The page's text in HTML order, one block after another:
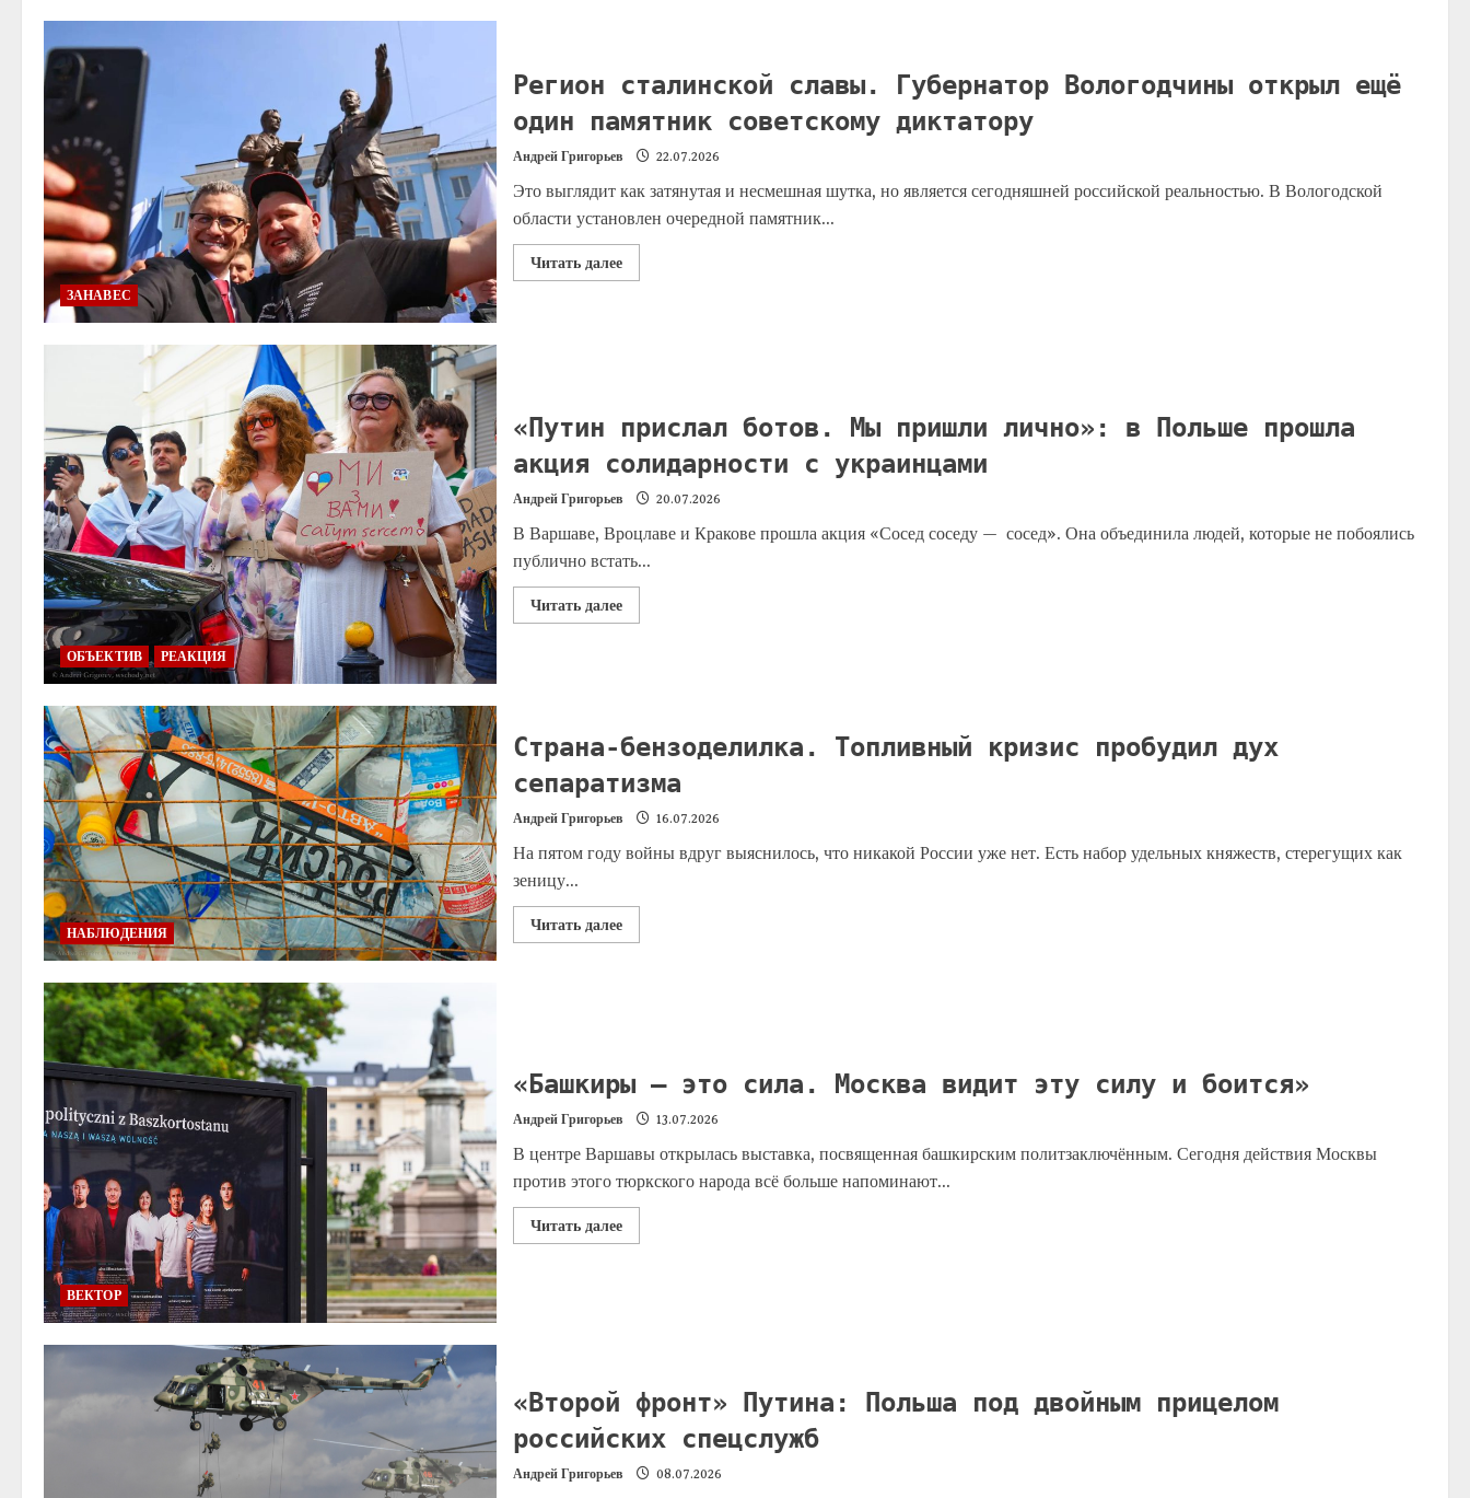
ЗАНАВЕС
Регион сталинской славы. Губернатор Вологодчины открыл ещё
один памятник советскому диктатору
Андрей Григорьев 22.07.2026
Это выглядит как затянутая и несмешная шутка, но является сегодняшней российской реальностью. В Вологодской
области установлен очередной памятник...
Читать далее
ОБЪЕКТИВ РЕАКЦИЯ
«Путин прислал ботов. Мы пришли лично»: в Польше прошла
акция солидарности с украинцами
Андрей Григорьев 20.07.2026
В Варшаве, Вроцлаве и Кракове прошла акция «Сосед соседу — сосед». Она объединила людей, которые не побоялись
публично встать...
Читать далее
НАБЛЮДЕНИЯ
Страна-бензоделилка. Топливный кризис пробудил дух
сепаратизма
Андрей Григорьев 16.07.2026
На пятом году войны вдруг выяснилось, что никакой России уже нет. Есть набор удельных княжеств, стерегущих как
зеницу...
Читать далее
ВЕКТОР
«Башкиры — это сила. Москва видит эту силу и боится»
Андрей Григорьев 13.07.2026
В центре Варшавы открылась выставка, посвященная башкирским политзаключённым. Сегодня действия Москвы
против этого тюркского народа всё больше напоминают...
Читать далее
«Второй фронт» Путина: Польша под двойным прицелом
российских спецслужб
Андрей Григорьев 08.07.2026